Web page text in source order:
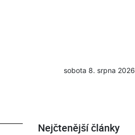
sobota 8. srpna 2026
Nejčtenější články